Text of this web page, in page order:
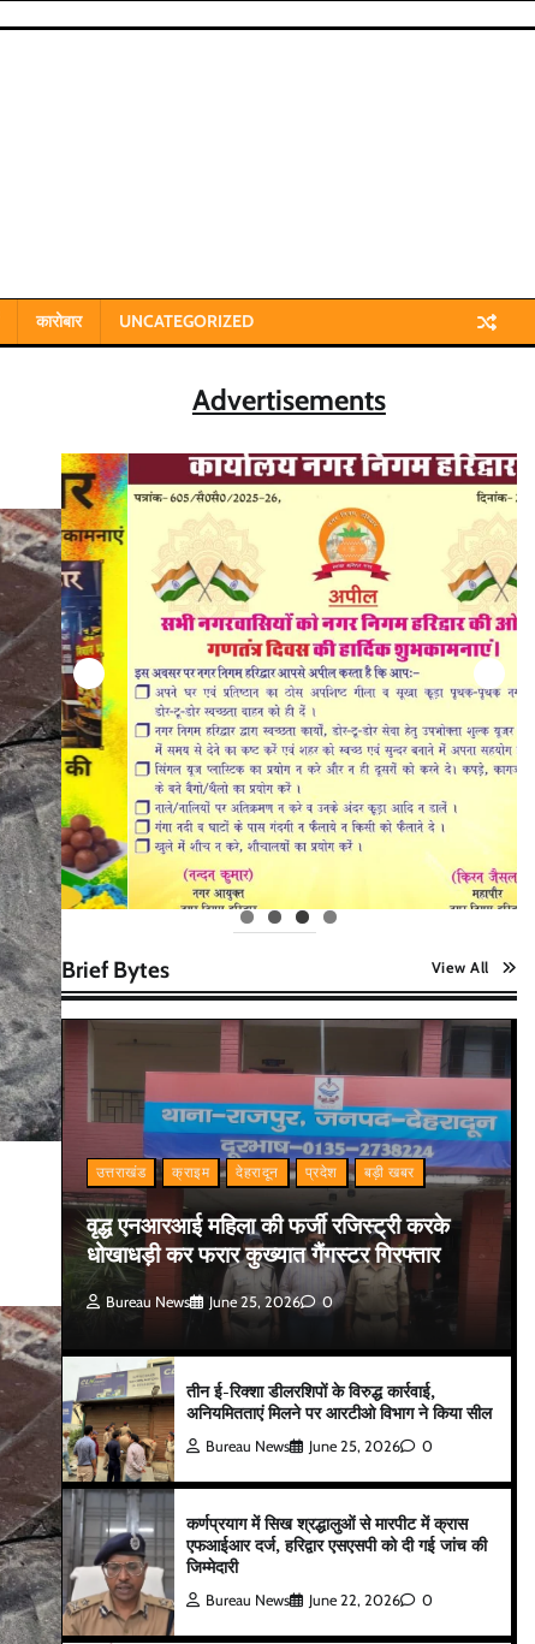
कारोबार UNCATEGORIZED
Advertisements
Brief Bytes View All
उत्तराखंड क्राइम देहरादून प्रदेश बड़ी खबर
वृद्ध एनआरआई महिला की फर्जी रजिस्ट्री करके
धोखाधड़ी कर फरार कुख्यात गैंगस्टर गिरफ्तार
Bureau News June 25, 2026 0
तीन ई-रिक्शा डीलरशिपों के विरुद्ध कार्रवाई,
अनियमितताएं मिलने पर आरटीओ विभाग ने किया सील
Bureau News June 25, 2026 0
कर्णप्रयाग में सिख श्रद्धालुओं से मारपीट में क्रास
एफआईआर दर्ज, हरिद्वार एसएसपी को दी गई जांच की
जिम्मेदारी
Bureau News June 22, 2026 0